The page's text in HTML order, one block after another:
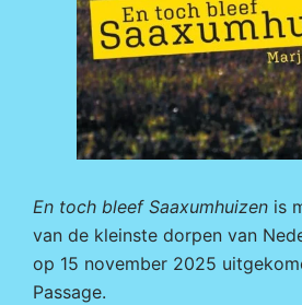
En toch bleef Saaxumhuizen is
van de kleinste dorpen van
op 15 november 2025
Passage.